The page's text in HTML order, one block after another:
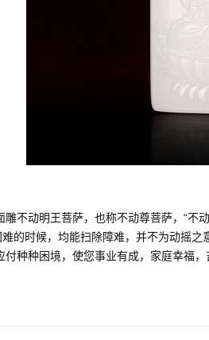
动明王菩萨，也称不动尊菩萨，“不
的时候，均能扫除障难，并不为动摇
种种困境，使您事业有成，家庭幸福，